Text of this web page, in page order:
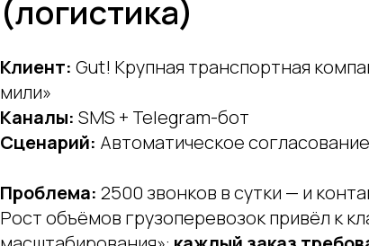
(логистика)
Клиент: Gut! Крупная транспортная
мили»
Каналы: SMS + Telegram-бот
Сценарий: Автоматическое
Проблема: 2500 звонков в сутки — и
Рост объёмов грузоперевозок привёл к